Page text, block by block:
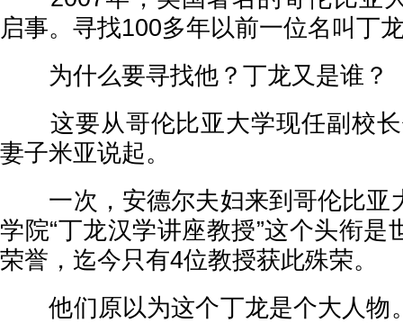
启事。寻找100多年以前一位名叫丁
为什么要寻找他？丁龙又是谁？
这要从哥伦比亚大学现任副校长
妻子米亚说起。
一次，安德尔夫妇来到哥伦比亚
学院“丁龙汉学讲座教授”这个头衔是
荣誉，迄今只有4位教授获此殊荣。
他们原以为这个丁龙是个大人物